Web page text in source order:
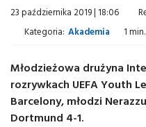
23 października 2019 | 18:06
Kategoria: Akademia 1
Młodzieżowa drużyna
rozrywkach UEFA Youth
Barcelony, młodzi
Dortmund 4-1.